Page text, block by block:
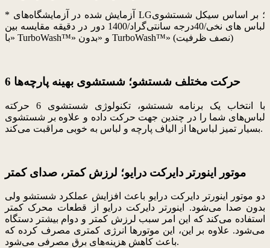
* آزمایش شده در آزمایشگاه‌های LG؛ بر اساس سیکل شستشوی
لباس های نخی/40درجه سانتی‌گراد/1400 دور در دقیقه‌ مقایسه بین
«با TurboWash™» و «بدون TurboWash™» (نصف ظرفیت)
6 حرکت مختلف شستشو؛ شستشوی بهینه پارچه‌ها
با انتخاب یک برنامه شستشو، تکنولوژی شستشوی 6 حرکته
لباس‌های شما را در چندین جهت حرکت داده و علاوه بر شستشوی
بسیار تمیز لباس‌ها از الیاف پارچه و لباس به خوبی مراقبت می‌کند.
موتور اینورتر دایرکت درایو؛ لرزش کمتر، صدای کمتر
دو موتور اینورتر دایرکت درایو باعث افزایش عملکرد شستشو ولی
بدون صدا می‌شود. اینورتر دایرکت درایو از قطعات محرک کمتر
استفاده می‌کند که این امر سبب لرزش کمتر و دوام بیشتر دستگاه
می‌شود. علاوه بر این، این موتورها انرژی کمتری مصرف کرده که
باعث کاهش هزینه‌های برق مصرفی می‌شود.